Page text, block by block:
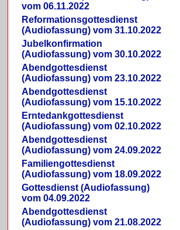
vom 06.11.2022
Reformationsgottesdienst
(Audiofassung) vom 31.10.2022
Jubelkonfirmation
(Audiofassung) vom 30.10.2022
Abendgottesdienst
(Audiofassung) vom 23.10.2022
Abendgottesdienst
(Audiofassung) vom 15.10.2022
Erntedankgottesdienst
(Audiofassung) vom 02.10.2022
Abendgottesdienst
(Audiofassung) vom 24.09.2022
Familiengottesdienst
(Audiofassung) vom 18.09.2022
Gottesdienst (Audiofassung)
vom 04.09.2022
Abendgottesdienst
(Audiofassung) vom 21.08.2022